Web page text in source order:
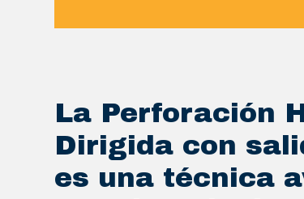
La Perforación
Dirigida con
es una técnica